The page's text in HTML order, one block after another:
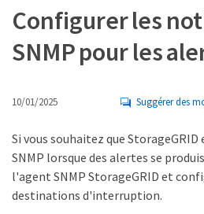
Configurer les
SNMP pour les
10/01/2025 Suggérer des
Si vous souhaitez que
SNMP lorsque des alertes se
l'agent SNMP StorageGRID et
destinations d'interruption.